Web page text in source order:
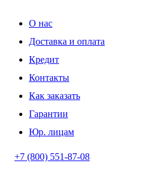
О нас
Доставка и оплата
Кредит
Контакты
Как заказать
Гарантии
Юр. лицам
+7 (800) 551-87-08